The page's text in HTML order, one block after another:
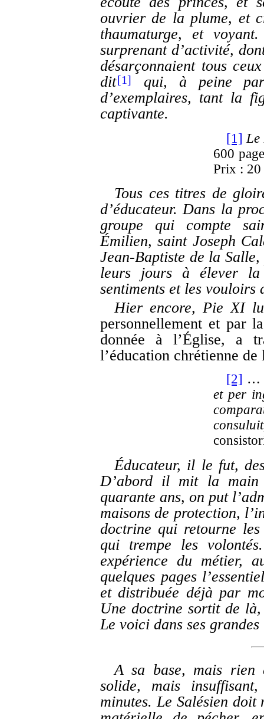
ouvrier de la plume, et
thaumaturge, et
surprenant d’activité,
désarçonnaient tous
dit[1]
qui, à peine
d’exemplaires, tant la
captivante.
[1] Le
600
Prix : 20
Tous ces titres de
d’éducateur. Dans la
groupe qui compte
Émilien, saint Joseph
Jean-Baptiste de la
leurs jours à élever la
sentiments et les vouloirs
Hier encore, Pie XI
personnellement et par
donnée à l’Église, a
l’éducation chrétienne de
[2]
et per
Éducateur, il le fut,
D’abord il mit la
quarante ans, on put
maisons de protection,
doctrine qui retourne
qui trempe les
expérience du métier,
quelques pages
et distribuée déjà par
Une doctrine sortit de là,
Le voici dans ses
A sa base, mais rien
solide, mais
minutes. Le Salésien doit